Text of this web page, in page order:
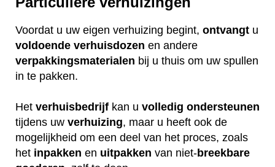
Voordat u uw eigen verhuizing begint, ontvangt u
voldoende verhuisdozen en andere
verpakkingsmaterialen bij u thuis om uw spullen
in te pakken.
Het verhuisbedrijf kan u volledig ondersteunen
tijdens uw verhuizing, maar u heeft ook de
mogelijkheid om een deel van het proces, zoals
het inpakken en uitpakken van niet-breekbare